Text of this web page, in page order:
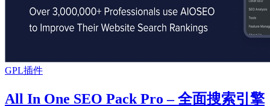
GPL插件
All In One SEO Pack Pro – 全面搜索引擎